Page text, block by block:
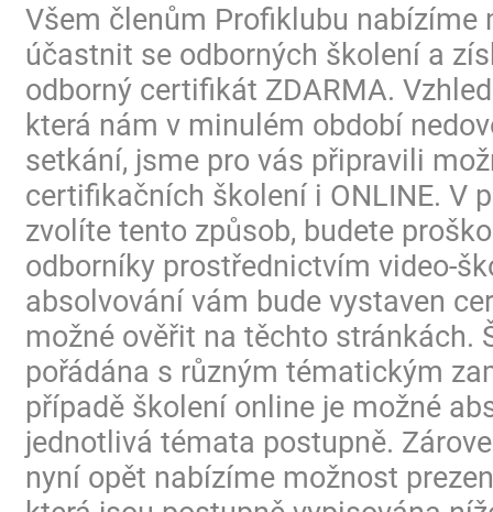
Všem členům Profiklubu nabízíme
účastnit se odborných školení a
odborný certifikát ZDARMA.
která nám v minulém období
setkání, jsme pro vás připravili
certifikačních školení i ONLINE. V
zvolíte tento způsob, budete
odborníky prostřednictvím video-
absolvování vám bude vystaven
možné ověřit na těchto stránkách.
pořádána s různým tématickým
případě školení online je možné
jednotlivá témata postupně.
nyní opět nabízíme možnost